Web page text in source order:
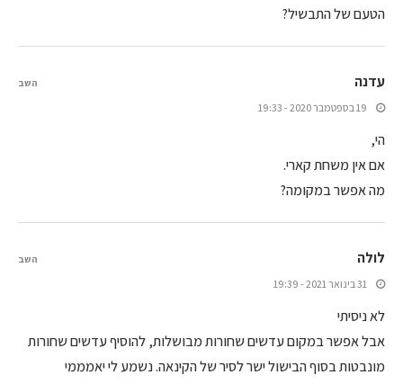
הטעם של התבשיל?
עדנה
19 בספטמבר 2020 - 19:33
הי,
אם אין משחת קארי.
מה אפשר במקומה?
השב
לולה
31 בינואר 2021 - 19:39
לא ניסיתי
אבל אפשר במקום עדשים שחורות מבושלות, להוסיף עדשים שחורות
מונבטות בסוף הבישול ישר לסיר של הקינאה. נשמע לי יאמממי
השב